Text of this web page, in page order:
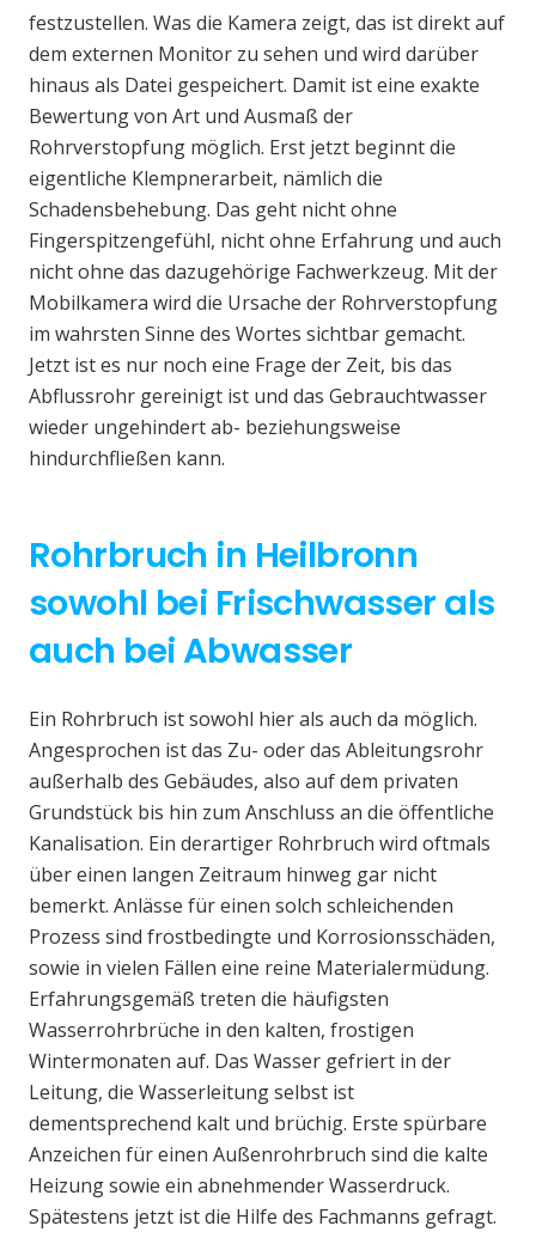
festzustellen. Was die Kamera zeigt, das ist direkt auf
dem externen Monitor zu sehen und wird darüber
hinaus als Datei gespeichert. Damit ist eine exakte
Bewertung von Art und Ausmaß der
Rohrverstopfung möglich. Erst jetzt beginnt die
eigentliche Klempnerarbeit, nämlich die
Schadensbehebung. Das geht nicht ohne
Fingerspitzengefühl, nicht ohne Erfahrung und auch
nicht ohne das dazugehörige Fachwerkzeug. Mit der
Mobilkamera wird die Ursache der Rohrverstopfung
im wahrsten Sinne des Wortes sichtbar gemacht.
Jetzt ist es nur noch eine Frage der Zeit, bis das
Abflussrohr gereinigt ist und das Gebrauchtwasser
wieder ungehindert ab- beziehungsweise
hindurchfließen kann.
Rohrbruch in Heilbronn
sowohl bei Frischwasser als
auch bei Abwasser
Ein Rohrbruch ist sowohl hier als auch da möglich.
Angesprochen ist das Zu- oder das Ableitungsrohr
außerhalb des Gebäudes, also auf dem privaten
Grundstück bis hin zum Anschluss an die öffentliche
Kanalisation. Ein derartiger Rohrbruch wird oftmals
über einen langen Zeitraum hinweg gar nicht
bemerkt. Anlässe für einen solch schleichenden
Prozess sind frostbedingte und Korrosionsschäden,
sowie in vielen Fällen eine reine Materialermüdung.
Erfahrungsgemäß treten die häufigsten
Wasserrohrbrüche in den kalten, frostigen
Wintermonaten auf. Das Wasser gefriert in der
Leitung, die Wasserleitung selbst ist
dementsprechend kalt und brüchig. Erste spürbare
Anzeichen für einen Außenrohrbruch sind die kalte
Heizung sowie ein abnehmender Wasserdruck.
Spätestens jetzt ist die Hilfe des Fachmanns gefragt.